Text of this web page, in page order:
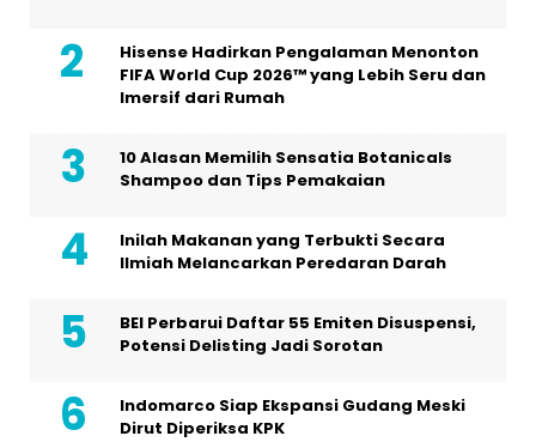
Hisense Hadirkan Pengalaman Menonton
FIFA World Cup 2026™ yang Lebih Seru dan
Imersif dari Rumah
10 Alasan Memilih Sensatia Botanicals
Shampoo dan Tips Pemakaian
Inilah Makanan yang Terbukti Secara
Ilmiah Melancarkan Peredaran Darah
BEI Perbarui Daftar 55 Emiten Disuspensi,
Potensi Delisting Jadi Sorotan
Indomarco Siap Ekspansi Gudang Meski
Dirut Diperiksa KPK